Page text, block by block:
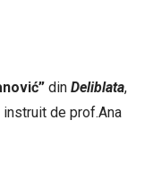
din Deliblata,
instruit de prof.Ana